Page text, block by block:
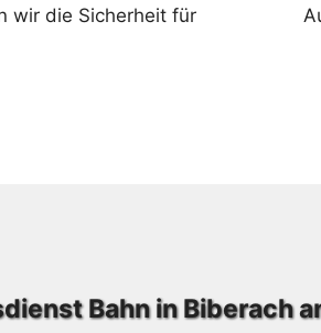
wir die Sicherheit für
Bahn in Biberach